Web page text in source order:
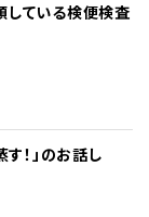
ている検便検査
す！」のお話し